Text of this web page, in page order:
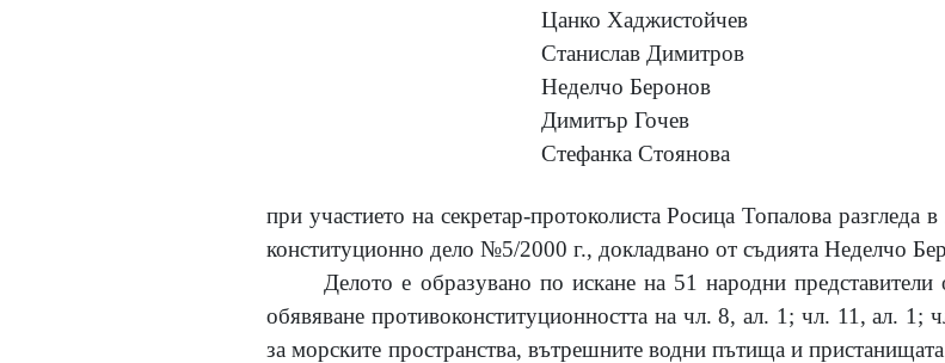
Цанко Хаджистойчев
Станислав Димитров
Неделчо Беронов
Димитър Гочев
Стефанка Стоянова
при участието на секретар-протоколиста Росица Топалова разгледа в
конституционно дело№5/2000г., докладвано от съдията Неделчо
Делото е образувано по искане на 51 народни
обявяване противоконституционността на чл. 8, ал. 1; чл. 11, ал. 1;
за морските пространства, вътрешните водни пътища и